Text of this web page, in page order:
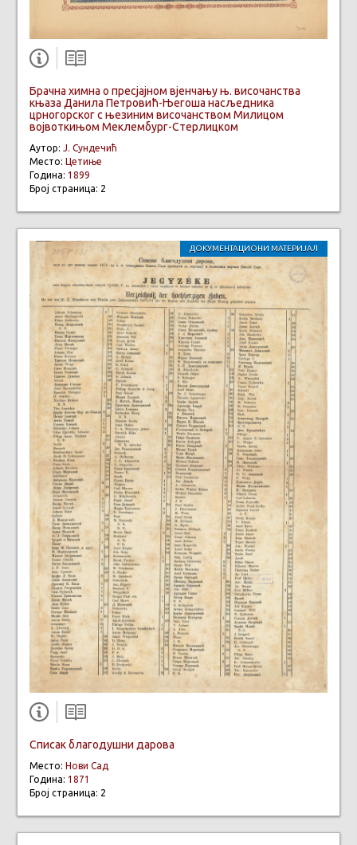
Брачна химна о пресјајном вјенчању њ. височанства
књаза Данила Петровић-Његоша насљедника
црногорског с њезиним височанством Милицом
војвоткињом Меклембург-Стерлицком
Аутор: Ј. Сундечић
Место: Цетиње
Година: 1899
Број страница: 2
ДОКУМЕНТАЦИОНИ МАТЕРИЈАЛ
Списак благодушни дарова
Место: Нови Сад
Година: 1871
Број страница: 2